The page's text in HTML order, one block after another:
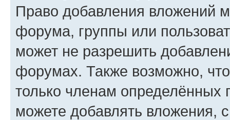
Право добавления вложений
форума, группы или
может не разрешить
форумах. Также возможно,
только членам определённых
можете добавлять вложения,